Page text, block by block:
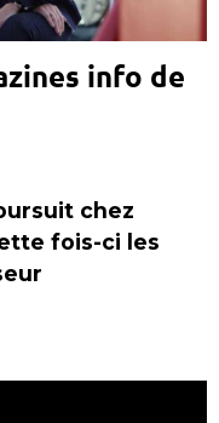
info de
chez
fois-ci les